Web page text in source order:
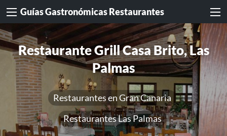
Guías Gastronómicas Restaurantes
Restaurante Grill Casa Brito, Las
Palmas
Restaurantes en Gran Canaria
Restaurantes Las Palmas